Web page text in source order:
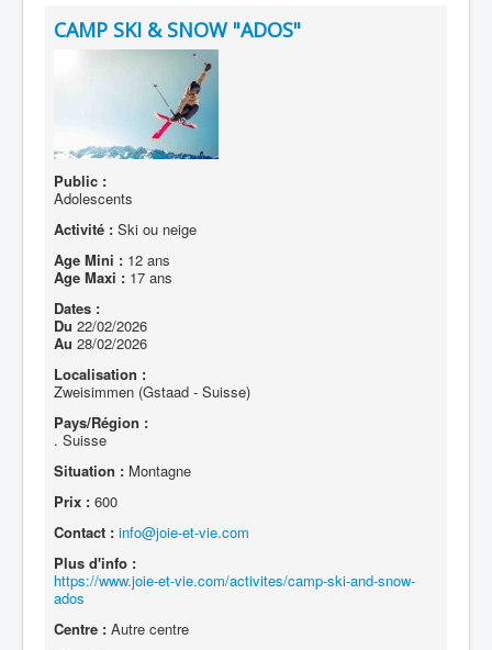
CAMP SKI & SNOW "ADOS"
Public :
Adolescents
Activité : Ski ou neige
Age Mini : 12 ans
Age Maxi : 17 ans
Dates :
Du 22/02/2026
Au 28/02/2026
Localisation :
Zweisimmen (Gstaad - Suisse)
Pays/Région :
. Suisse
Situation : Montagne
Prix : 600
Contact : info@joie-et-vie.com
Plus d'info :
https://www.joie-et-vie.com/activites/camp-ski-and-snow-
ados
Centre : Autre centre